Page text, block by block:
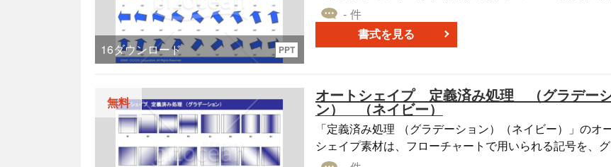
16ダウンロード PPT
に役立つオートシェイプ素材です。プレゼンテーションで
戦略説明や、製品の特徴を強調するマーケティング資料、
習のキーポイントを際立たせる教育資料など、様々な文書
て適切なデザインを選択することができます。
- 件
書式を見る
無料 オートシェイプ 定義済み処理 （グラデー
ン） （ネイビー）
「定義済み処理 （グラデーション）（ネイビー）」のオ
シェイプ素材は、フローチャートで用いられる記号を、
デーションパターンで作成したものです。 本オートシェイプ